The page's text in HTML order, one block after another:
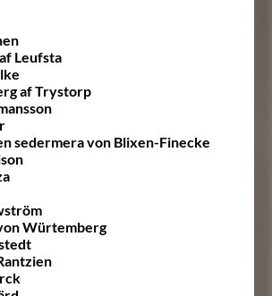
Leufsta
af Trystorp
sedermera von Blixen-Finecke
Würtemberg